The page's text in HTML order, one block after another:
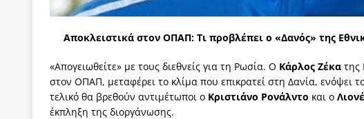
[ 3 Αυγούστου 2026 ]
ΠΑΣΟΚ ή ΕΛ.ΑΣ.; Γιατί η μάχη της
των δύο κομμάτων και όχι Ανδρουλάκη -Τσίπρα.
ΑΠΟΨΕΙΣ
μπορούν να φέρουν την αλλαγή
ΠΡΟΕΚΤΑΣΕΙΣ
[ 3 Αυγούστου 2026 ] Γιατί λιγοστεύουν «τα χρόνια της
Αποκλειστικά στον ΟΠΑΠ: Τι προβλέπει ο «Δανός» της
«Απογειωθείτε» με τους διεθνείς για τη Ρωσία. Ο Κάρλος Ζέκα της
στον ΟΠΑΠ, μεταφέρει το κλίμα που επικρατεί στη Δανία, ενόψει
τελικό θα βρεθούν αντιμέτωποι ο Κριστιάνο Ρονάλντο και ο
έκπληξη της διοργάνωσης.